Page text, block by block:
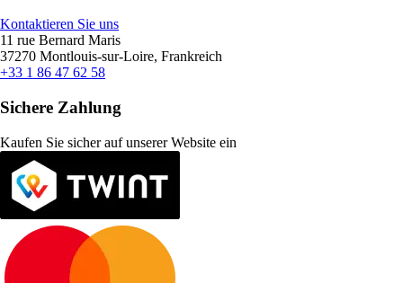
Kontaktieren Sie uns
11 rue Bernard Maris
37270 Montlouis-sur-Loire, Frankreich
+33 1 86 47 62 58
Sichere Zahlung
Kaufen Sie sicher auf unserer Website ein